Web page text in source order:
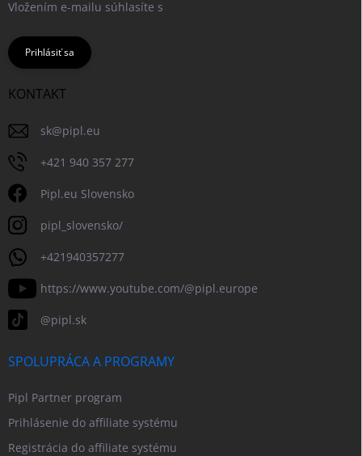
Vložením e-mailu súhlasíte s
Prihlásiť sa
KONTAKT
sk@pipl.eu
+421 940 357 277
Pipl.eu Slovensko
pipl_slovensko/
+421940357277
https://www.youtube.com/@pipl.europe
@pipl.sk
SPOLUPRÁCA A PROGRAMY
Pipl Partner program
Prihlásenie do affiliate systému
Registrácia do affiliate systému